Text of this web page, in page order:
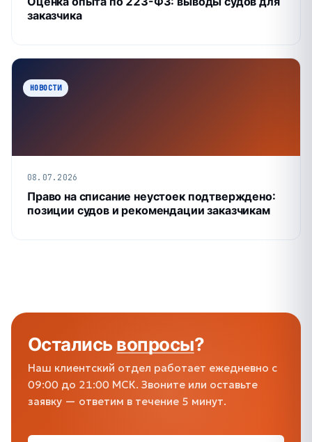
заказчика
НОВОСТИ
08.07.2026
Право на списание неустоек подтверждено:
позиции судов и рекомендации заказчикам
Осталисьвопросы?
Наш клиентский отдел работает ежедневно с
09:00 до 21:00 МСК. Звоните или оставьте
заявку — ответим в течение 5 минут.